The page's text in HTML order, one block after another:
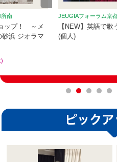
所南
ップ！ ～メ
浜 ジオラマ
JEUGIAフォーラム京
【NEW】英語で
(個人)